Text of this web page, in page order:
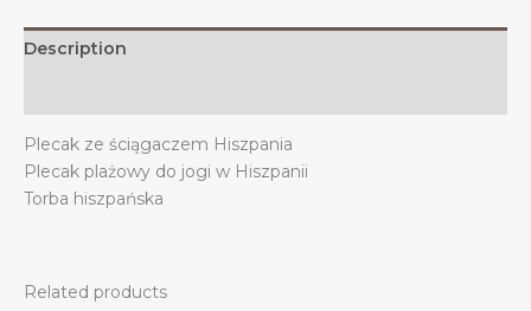
zewnątrz
quantity
Description
Plecak ze ściągaczem Hiszpania
Plecak plażowy do jogi w Hiszpanii
Torba hiszpańska
Related products